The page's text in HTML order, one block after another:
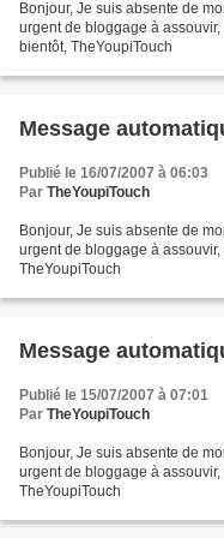
Bonjour, Je suis absente de
urgent de bloggage à
bientôt, TheYoupiTouch
Message
Publié le 16/07/2007 à 06:03
Par TheYoupiTouch
Bonjour, Je suis absente de
urgent de bloggage à
TheYoupiTouch
Message
Publié le 15/07/2007 à 07:01
Par TheYoupiTouch
Bonjour, Je suis absente de
urgent de bloggage à
TheYoupiTouch